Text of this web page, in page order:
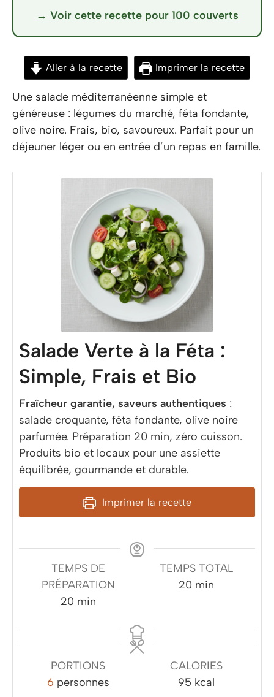
→ Voir cette recette pour 100 couverts
Aller à la recette Imprimer la recette
Une salade méditerranéenne simple et
généreuse : légumes du marché, féta fondante,
olive noire. Frais, bio, savoureux. Parfait pour un
déjeuner léger ou en entrée d’un repas en famille.
Salade Verte à la Féta :
Simple, Frais et Bio
Fraîcheur garantie, saveurs authentiques :
salade croquante, féta fondante, olive noire
parfumée. Préparation 20 min, zéro cuisson.
Produits bio et locaux pour une assiette
équilibrée, gourmande et durable.
Imprimer la recette
TEMPS DE
PRÉPARATION
20minutes
min
TEMPS TOTAL
20minutes
min
PORTIONS
6 personnes
CALORIES
95 kcal